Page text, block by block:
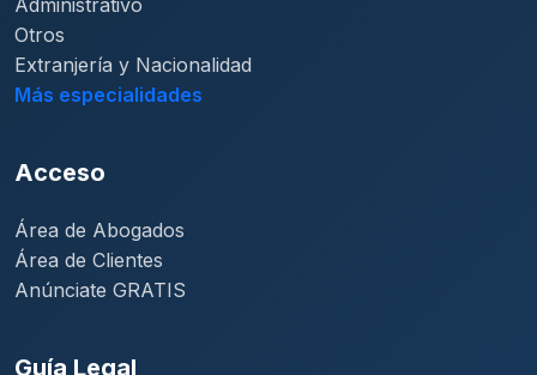
Administrativo
Otros
Extranjería y Nacionalidad
Más especialidades
Acceso
Área de Abogados
Área de Clientes
Anúnciate GRATIS
Guía Legal